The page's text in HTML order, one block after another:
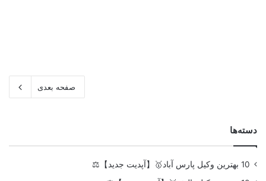
صفحه بعدی
دسته‌ها
10 بهترین وکیل پارس آباد🥇【آپدیت جدید】⚖️